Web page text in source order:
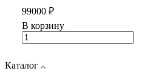
99000 ₽
В корзину
Каталог